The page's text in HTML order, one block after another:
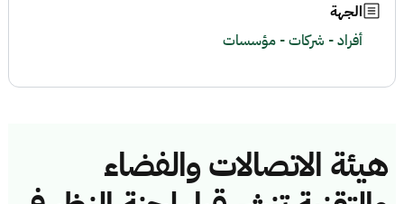
هيئة الاتصالات والفضاء
الجهة
أفراد - شركات - مؤسسات